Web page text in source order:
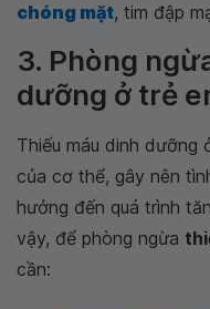
chóng mặt, tim đập
3. Phòng
dưỡng ở trẻ
Thiếu máu dinh dưỡng
của cơ thể, gây nên
hưởng đến quá trình
vậy, để phòng ngừa
cần: